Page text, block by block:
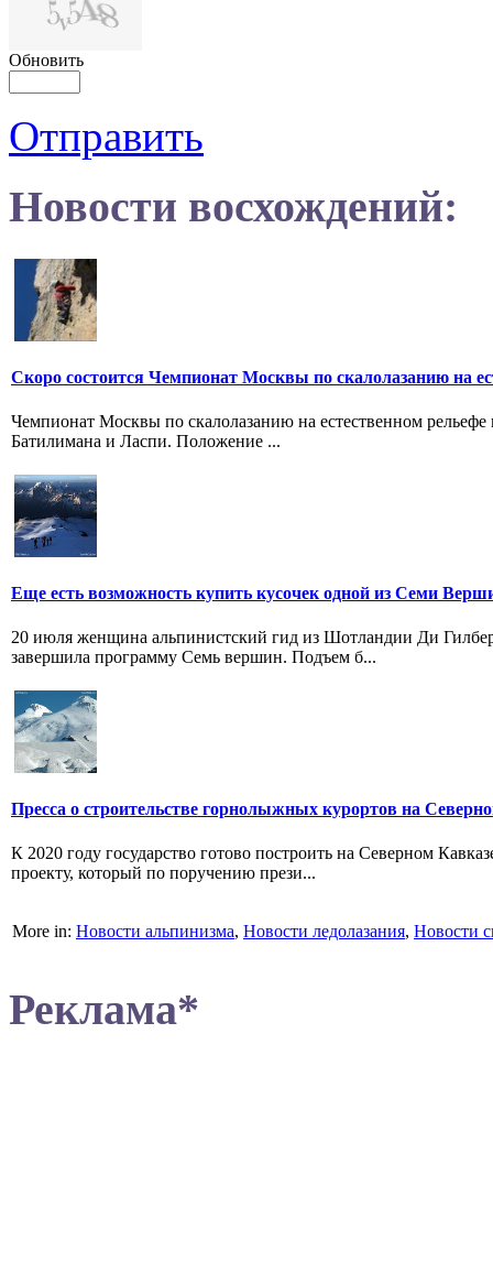
Обновить
Отправить
Новости восхождений:
Скоро состоится Чемпионат Москвы по скалолазанию на
Чемпионат Москвы по скалолазанию на естественном
Батилимана и Ласпи. Положение ...
Еще есть возможность купить кусочек одной из Семи
20 июля женщина альпинистский гид из Шотландии Ди
завершила программу Семь вершин. Подъем б...
Пресса о строительстве горнолыжных курортов на
К 2020 году государство готово построить на Северном
проекту, который по поручению прези...
More in: Новости альпинизма, Новости ледолазания, Новости
Реклама*